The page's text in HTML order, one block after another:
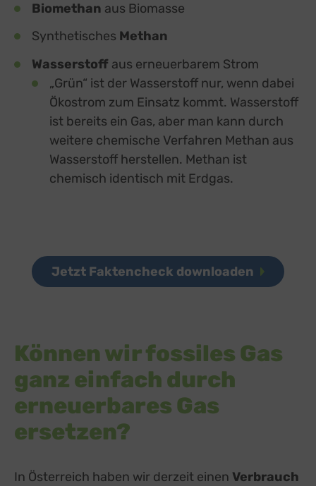
Biomethan aus Biomasse
Synthetisches Methan
Wasserstoff aus erneuerbarem Strom
„Grün“ ist der Wasserstoff nur, wenn dabei
Ökostrom zum Einsatz kommt. Wasserstoff
ist bereits ein Gas, aber man kann durch
weitere chemische Verfahren Methan aus
Wasserstoff herstellen. Methan ist
chemisch identisch mit Erdgas.
Jetzt Faktencheck downloaden
Können wir fossiles Gas
ganz einfach durch
erneuerbares Gas
ersetzen?
In Österreich haben wir derzeit einen Verbrauch